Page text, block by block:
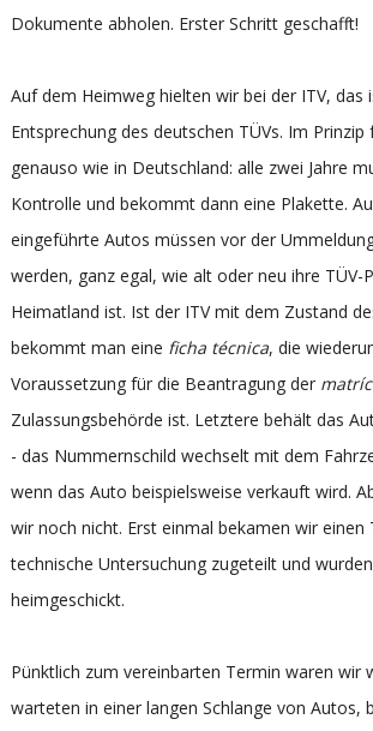
Dokumente abholen. Erster Schritt geschafft!
Auf dem Heimweg hielten wir bei der ITV, das
Entsprechung des deutschen TÜVs. Im
genauso wie in Deutschland: alle zwei Jahre
Kontrolle und bekommt dann eine Plakette.
eingeführte Autos müssen vor der
werden, ganz egal, wie alt oder neu ihre TÜV-
Heimatland ist. Ist der ITV mit dem Zustand
bekommt man eine ficha técnica, die
Voraussetzung für die Beantragung der
Zulassungsbehörde ist. Letztere behält das
- das Nummernschild wechselt mit dem
wenn das Auto beispielsweise verkauft wird.
wir noch nicht. Erst einmal bekamen wir einen
technische Untersuchung zugeteilt und
heimgeschickt.
Pünktlich zum vereinbarten Termin waren wir
warteten in einer langen Schlange von Autos,